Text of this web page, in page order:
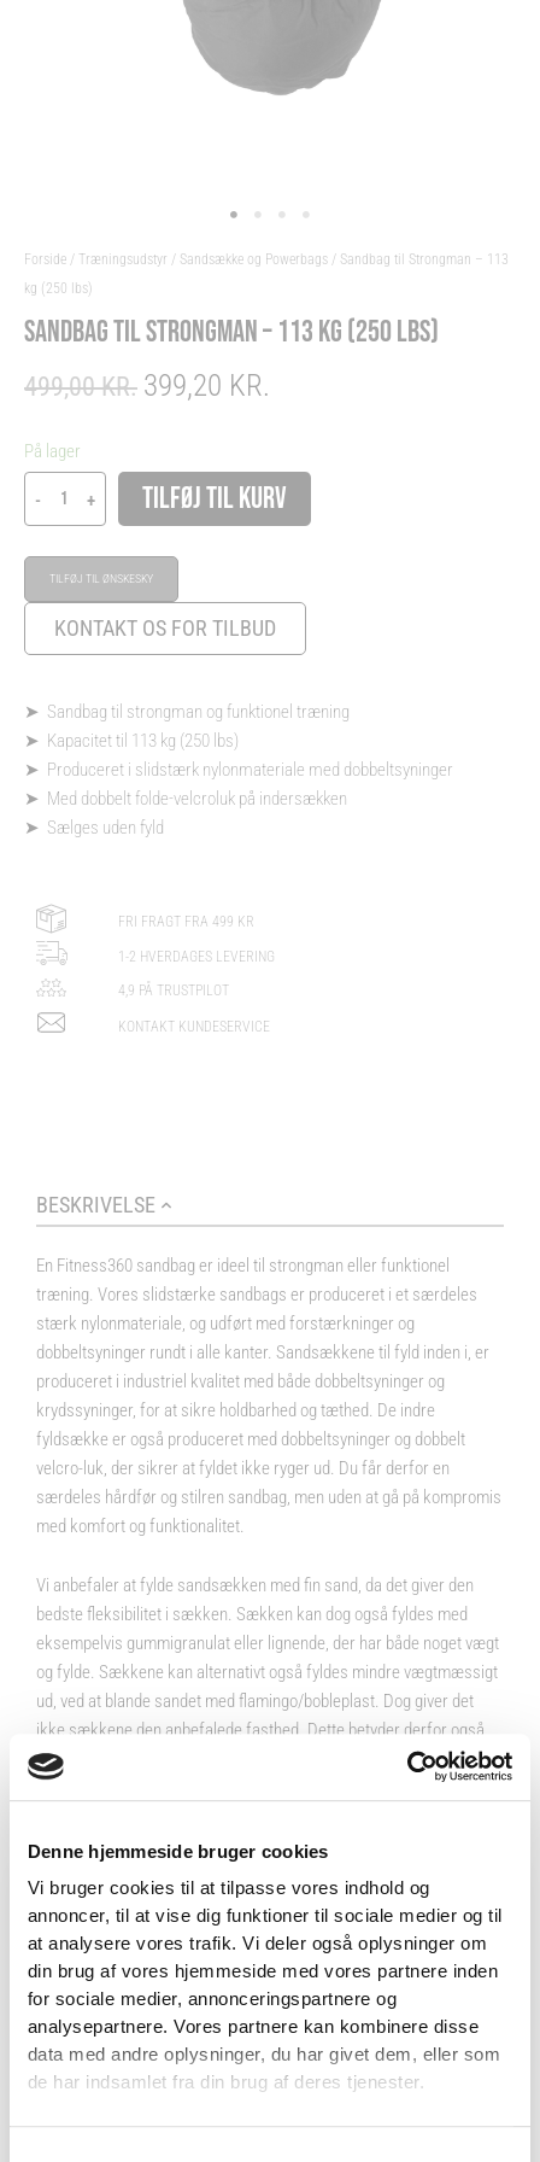
Denne hjemmeside bruger cookies
Vi bruger cookies til at tilpasse vores indhold og
annoncer, til at vise dig funktioner til sociale medier og til
at analysere vores trafik. Vi deler også oplysninger om
din brug af vores hjemmeside med vores partnere inden
for sociale medier, annonceringspartnere og
analysepartnere. Vores partnere kan kombinere disse
data med andre oplysninger, du har givet dem, eller som
de har indsamlet fra din brug af deres tjenester.
Forside / Træningsudstyr / Sandsække og Powerbags / Sandbag til Strongman – 113
kg (250 lbs)
SANDBAG TIL STRONGMAN – 113 KG (250 LBS)
499,00KR. ORIGINAL
499,00 KR..
399,20 KR.
399,20 KR..
På lager
-
Sandbag
til
Strongman
-
113
kg
(250
+ TILFØJ TIL KURV
TILFØJ TIL ØNSKESKY
KONTAKT OS FOR TILBUD
➤ Sandbag til strongman og funktionel træning
➤ Kapacitet til 113 kg (250 lbs)
➤ Produceret i slidstærk nylonmateriale med dobbeltsyninger
➤ Med dobbelt folde-velcroluk på indersækken
➤ Sælges uden fyld
FRI FRAGT FRA 499 KR
1-2 HVERDAGES LEVERING
4,9 PÅ TRUSTPILOT
KONTAKT KUNDESERVICE
BESKRIVELSE
En Fitness360 sandbag er ideel til strongman eller funktionel
træning. Vores slidstærke sandbags er produceret i et særdeles
stærk nylonmateriale, og udført med forstærkninger og
dobbeltsyninger rundt i alle kanter. Sandsækkene til fyld inden i, er
produceret i industriel kvalitet med både dobbeltsyninger og
krydssyninger, for at sikre holdbarhed og tæthed. De indre
fyldsække er også produceret med dobbeltsyninger og dobbelt
velcro-luk, der sikrer at fyldet ikke ryger ud. Du får derfor en
særdeles hårdfør og stilren sandbag, men uden at gå på kompromis
med komfort og funktionalitet.
Vi anbefaler at fylde sandsækken med fin sand, da det giver den
bedste fleksibilitet i sækken. Sækken kan dog også fyldes med
eksempelvis gummigranulat eller lignende, der har både noget vægt
og fylde. Sækkene kan alternativt også fyldes mindre vægtmæssigt
ud, ved at blande sandet med flamingo/bobleplast. Dog giver det
ikke sækkene den anbefalede fasthed. Dette betyder derfor også,
at sækken kan være svær at holde på, hvis ikke de udfyldes helt
Se også vores øvrige udvalg afsandsække og powerbags
strongman og funktionel træning her.
SPECIFIKATIONER
Brand Fitness360
VIND 2 VALGFRIE HÅNDVÆGTE 💥
Tilmeld dig nyhedsbrevet og deltag i
konkurrencen om 2 valgfrie
håndvægte. (Vælg selv vægten –
maks. 1.000 kr.)
Navn